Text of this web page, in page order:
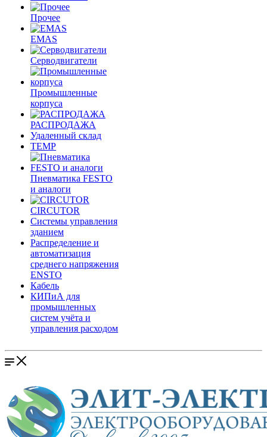
Прочее
EMAS
Cерводвигатели
Промышленные
корпуса
РАСПРОДАЖА
Удаленный склад
TEMP
Пневматика FESTO
и аналоги
CIRCUTOR
Системы управления
зданием
Распределение и
автоматизация
среднего напряжения
ENSTO
Кабель
КИПиА для
промышленных
систем учёта и
управления расходом